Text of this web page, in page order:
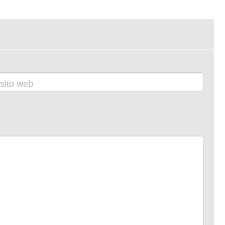
sito web